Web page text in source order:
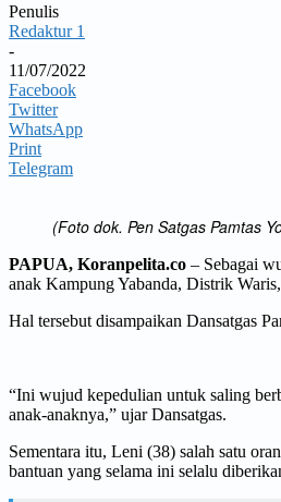
Penulis
Redaktur 1
-
11/07/2022
Facebook
Twitter
WhatsApp
Print
Telegram
(Foto dok. Pen Satgas Pamtas
PAPUA, Koranpelita.co – Sebagai
anak Kampung Yabanda, Distrik
Hal tersebut disampaikan Dansatgas
“Ini wujud kepedulian untuk saling
anak-anaknya,” ujar Dansatgas.
Sementara itu, Leni (38) salah satu
bantuan yang selama ini selalu